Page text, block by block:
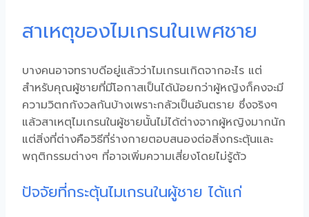
สาเหตุของไมเกรนในเพศชาย
บางคนอาจทราบดีอยู่แล้วว่าไมเกรนเกิดจากอะไร แต่
สำหรับคุณผู้ชายที่มีโอกาสเป็นได้น้อยกว่าผู้หญิงก็คงจะมี
ความวิตกกังวลกันบ้างเพราะกลัวเป็นอันตราย ซึ่งจริงๆ
แล้วสาเหตุไมเกรนในผู้ชายนั้นไม่ได้ต่างจากผู้หญิงมากนัก
แต่สิ่งที่ต่างคือวิธีที่ร่างกายตอบสนองต่อสิ่งกระตุ้นและ
พฤติกรรมต่างๆ ที่อาจเพิ่มความเสี่ยงโดยไม่รู้ตัว
ปัจจัยที่กระตุ้นไมเกรนในผู้ชาย ได้แก่